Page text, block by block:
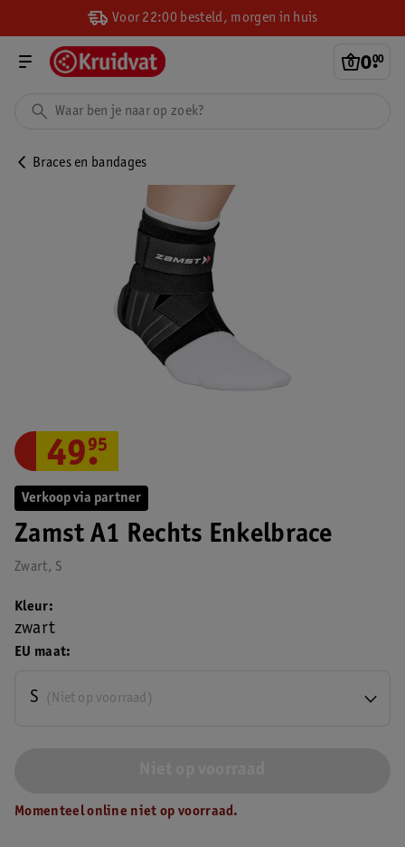
Voor 22:00 besteld, morgen in huis
0.
00
Braces en bandages
Verkoop via partner
Zamst A1 Rechts Enkelbrace
Zwart, S
49.
95
EU maat
(Niet op voorraad)
S
Kleur
zwart
Momenteel online niet op voorraad.